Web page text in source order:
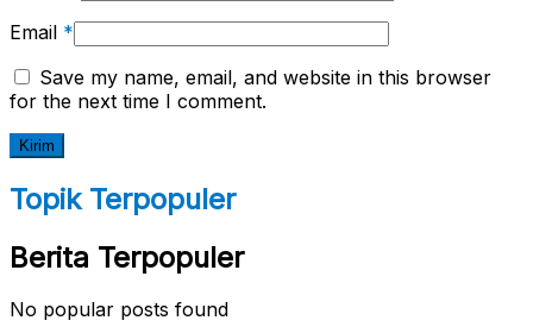
Email *
Save my name, email, and website in this browser
for the next time I comment.
Topik Terpopuler
Berita Terpopuler
No popular posts found